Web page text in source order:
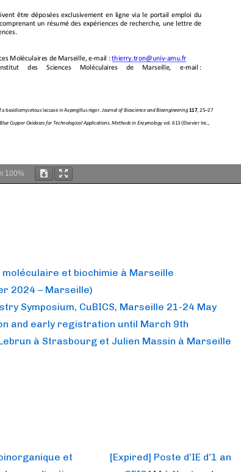
100%
moléculaire et biochimie à Marseille
2024 – Marseille)
Symposium, CuBICS, Marseille 21-24 May
and early registration until March 9th
à Strasbourg et Julien Massin à Marseille
et
Next
[Expired] Poste d’IE d’1 an